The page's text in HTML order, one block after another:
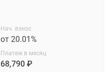
Нач. взнос
от 20.01%
Платеж в месяц
68,790 ₽